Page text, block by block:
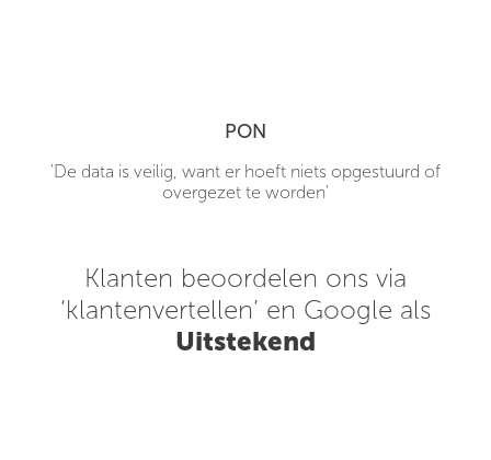
PON
'De data is veilig, want er hoeft niets opgestuurd of
overgezet te worden'
Klanten beoordelen ons via
‘klantenvertellen’ en Google als
Uitstekend